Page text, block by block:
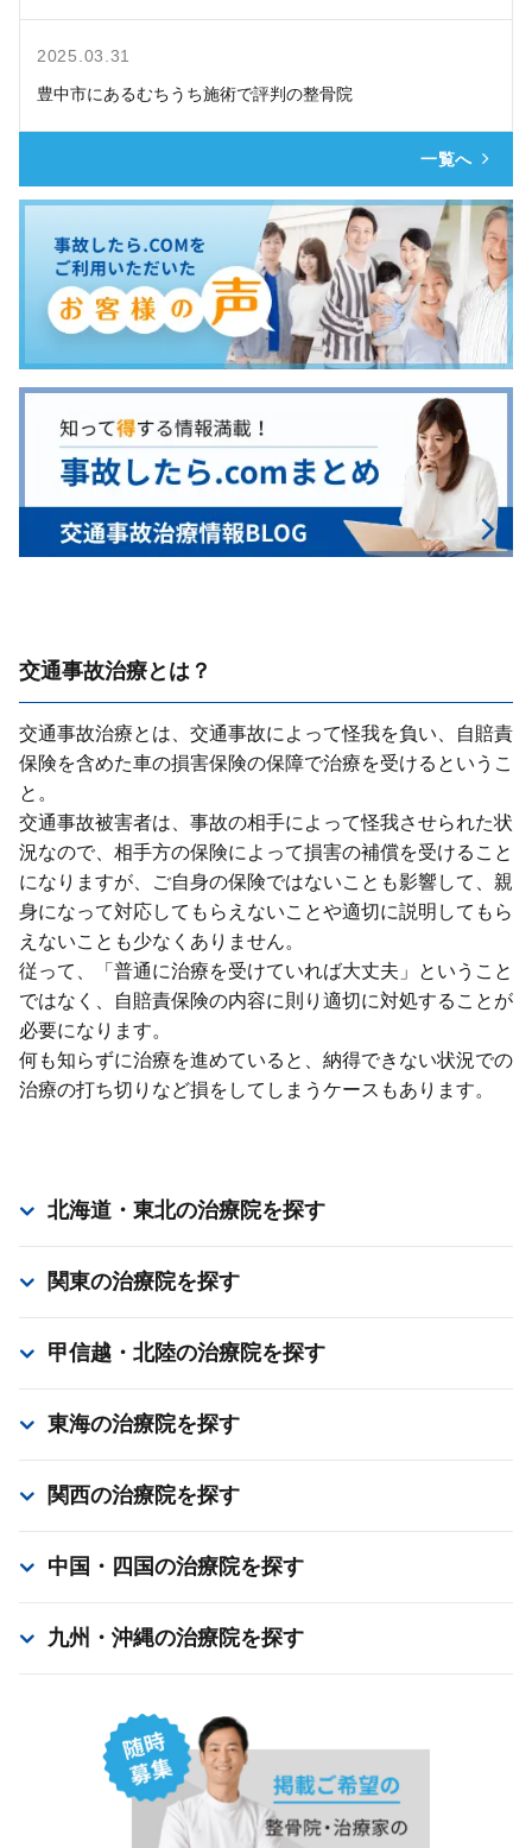
2025.03.31
豊中市にあるむちうち施術で評判の整骨院
一覧へ
交通事故治療とは？
交通事故治療とは、交通事故によって怪我を負い、⾃賠責
保険を含めた⾞の損害保険の保障で治療を受けるというこ
と。
交通事故被害者は、事故の相⼿によって怪我させられた状
況なので、相⼿⽅の保険によって損害の補償を受けること
になりますが、ご⾃⾝の保険ではないことも影響して、親
⾝になって対応してもらえないことや適切に説明してもら
えないことも少なくありません。
従って、「普通に治療を受けていれば⼤丈夫」ということ
ではなく、⾃賠責保険の内容に則り適切に対処することが
必要になります。
何も知らずに治療を進めていると、納得できない状況での
治療の打ち切りなど損をしてしまうケースもあります。
北海道・東北の治療院を探す
関東の治療院を探す
甲信越・北陸の治療院を探す
東海の治療院を探す
関西の治療院を探す
中国・四国の治療院を探す
九州・沖縄の治療院を探す